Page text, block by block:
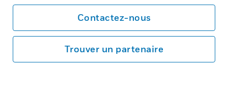
Contactez-nous
Trouver un partenaire